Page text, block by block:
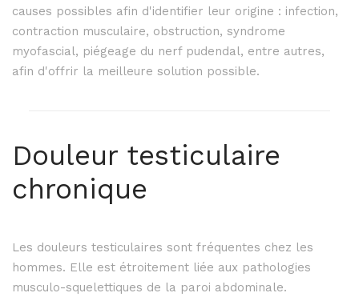
causes possibles afin d'identifier leur origine : infection,
contraction musculaire, obstruction, syndrome
myofascial, piégeage du nerf pudendal, entre autres,
afin d'offrir la meilleure solution possible.
Douleur testiculaire
chronique
Les douleurs testiculaires sont fréquentes chez les
hommes. Elle est étroitement liée aux pathologies
musculo-squelettiques de la paroi abdominale.